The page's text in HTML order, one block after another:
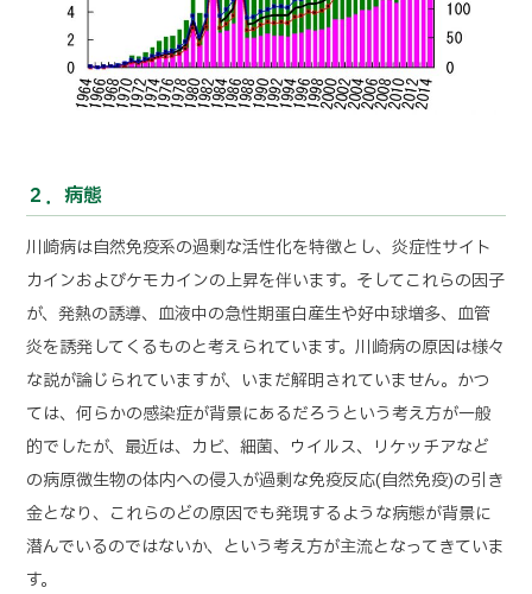
２．病態
川崎病は自然免疫系の過剰な活性化を特徴とし、炎症性サイト
カインおよびケモカインの上昇を伴います。そしてこれらの因子
が、発熱の誘導、血液中の急性期蛋白産生や好中球増多、血管
炎を誘発してくるものと考えられています。川崎病の原因は様々
な説が論じられていますが、いまだ解明されていません。かつ
ては、何らかの感染症が背景にあるだろうという考え方が一般
的でしたが、最近は、カビ、細菌、ウイルス、リケッチアなど
の病原微生物の体内への侵入が過剰な免疫反応(自然免疫)の引き
金となり、これらのどの原因でも発現するような病態が背景に
潜んでいるのではないか、という考え方が主流となってきていま
す。